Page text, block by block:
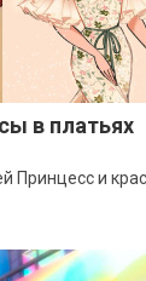
в платьях
Принцесс и